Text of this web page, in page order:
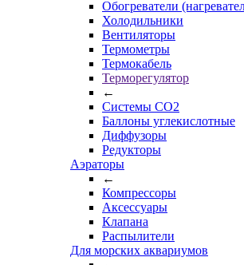
Обогреватели
Холодильники
Вентиляторы
Термометры
Термокабель
Терморегулятор
←
Системы CO2
Баллоны углекислотные
Диффузоры
Редукторы
Аэраторы
←
Компрессоры
Аксессуары
Клапана
Распылители
Для морских аквариумов